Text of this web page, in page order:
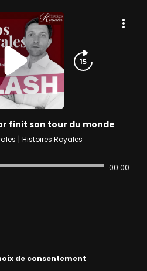
finit son tour du monde
| Histoires Royales
00:00
de consentement